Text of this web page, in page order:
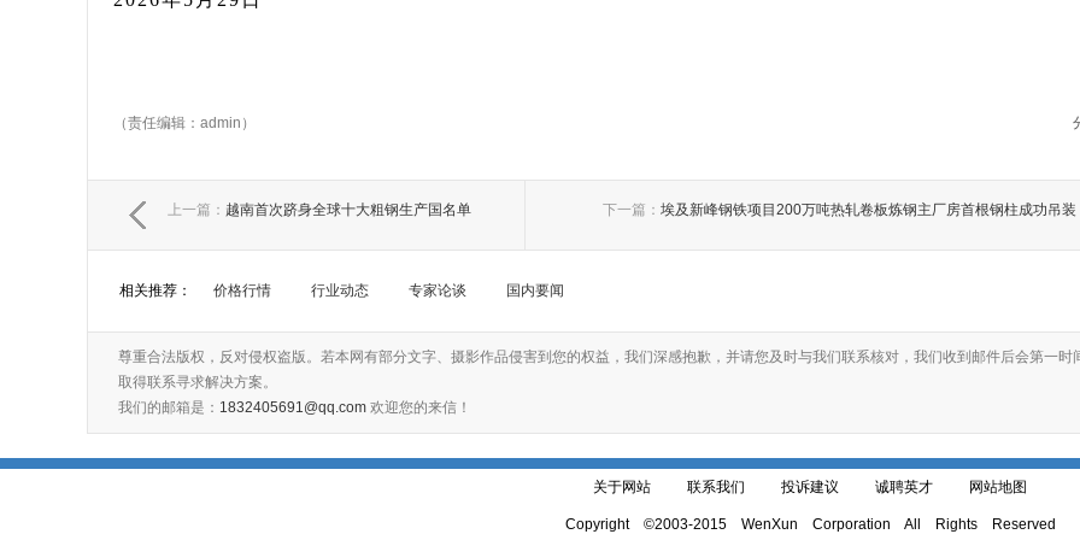
（责任编辑：admin）
上一篇： 越南首次跻身全球十大粗钢生产国名单 下一篇： 埃及新峰钢铁项目200万吨热轧卷板炼钢主厂房首根钢柱成功吊装
相关推荐： 价格行情 行业动态 专家论谈 国内要闻
尊重合法版权，反对侵权盗版。若本网有部分文字、摄影作品侵害到您的权益，我们深感抱歉，并请您及时与我们联系核对，我们收到邮件后会第一时
取得联系寻求解决方案。
我们的邮箱是： 1832405691@qq.com 欢迎您的来信！
关于网站 联系我们 投诉建议 诚聘英才 网站地图
Copyright ©2003-2015 WenXun Corporation All Rights Reserved